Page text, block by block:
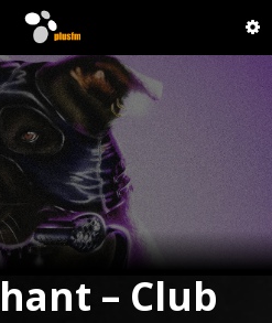
– Club